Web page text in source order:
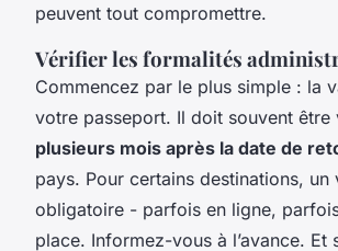
peuvent tout compromettre.
Vérifier les formalités
Commencez par le plus simple : la
votre passeport. Il doit souvent être
plusieurs mois après la date de
pays. Pour certains destinations, un
obligatoire - parfois en ligne,
place. Informez-vous à l’avance. Et